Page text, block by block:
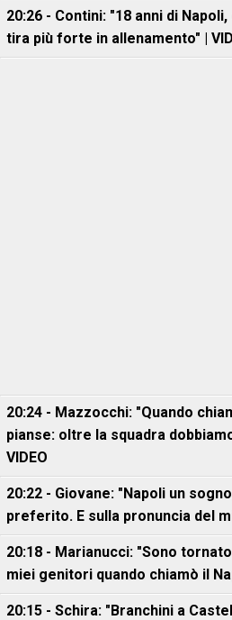
20:26 - Contini: "18 anni di
tira più forte in allenamento" |
20:24 - Mazzocchi: "Quando
pianse: oltre la squadra
VIDEO
20:22 - Giovane: "Napoli un
preferito. E sulla pronuncia del
20:18 - Marianucci: "Sono
miei genitori quando chiamò il
20:15 - Schira: "Branchini a